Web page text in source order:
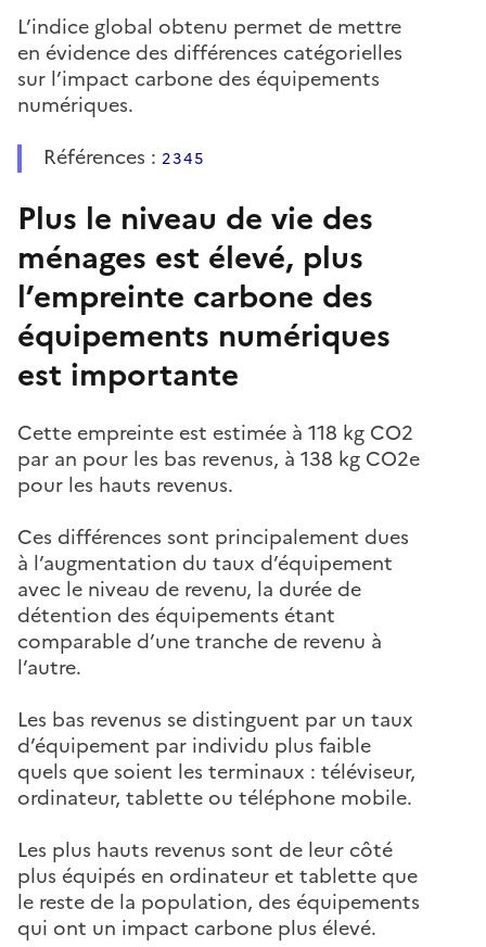
L’indice global obtenu permet de mettre
en évidence des différences catégorielles
sur l’impact carbone des équipements
numériques.
Références : 2345
Plus le niveau de vie des
ménages est élevé, plus
l’empreinte carbone des
équipements numériques
est importante
Cette empreinte est estimée à 118 kg CO2
par an pour les bas revenus, à 138 kg CO2e
pour les hauts revenus.
Ces différences sont principalement dues
à l’augmentation du taux d’équipement
avec le niveau de revenu, la durée de
détention des équipements étant
comparable d’une tranche de revenu à
l’autre.
Les bas revenus se distinguent par un taux
d’équipement par individu plus faible
quels que soient les terminaux : téléviseur,
ordinateur, tablette ou téléphone mobile.
Les plus hauts revenus sont de leur côté
plus équipés en ordinateur et tablette que
le reste de la population, des équipements
qui ont un impact carbone plus élevé.